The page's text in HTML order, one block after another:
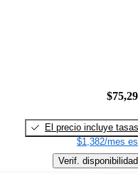
El precio incluye tasas
$1,382/mes
Verif. disponibilidad